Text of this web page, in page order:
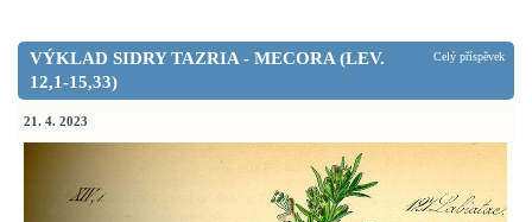
VÝKLAD SIDRY TAZRIA - MECORA (LEV.
12,1-15,33)
21. 4. 2023
Celý příspěvek